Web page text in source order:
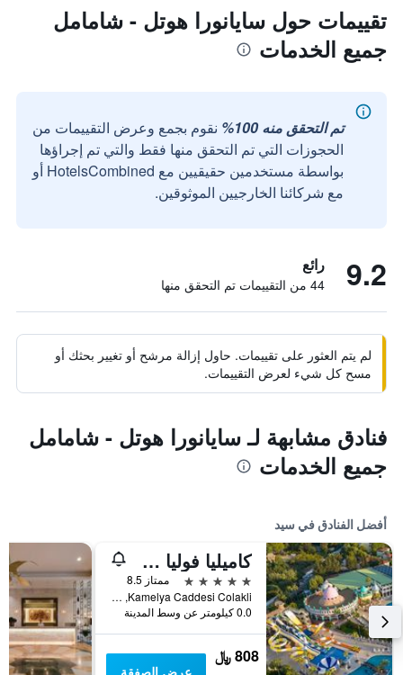
تقييمات حول سايانورا هوتل - شامامل
جميع الخدمات
تم التحقق منه 100%
نقوم بجمع وعرض التقييمات من
الحجوزات التي تم التحقق منها فقط والتي تم إجراؤها
بواسطة مستخدمين حقيقيين مع HotelsCombined أو
مع شركائنا الخارجيين الموثوقين.
9.2 رائع
44 من التقييمات تم التحقق منها
لم يتم العثور على تقييمات. حاول إزالة مرشح أو تغيير بحثك أو
مسح كل شيء لعرض التقييمات.
فنادق مشابهة لـ سايانورا هوتل - شامامل
جميع الخدمات
أفضل الفنادق في سيد
كاميليا فوليا هوتل -سشامامل جميع الخدمات
5 نجوم
ممتاز 8.5
Kamelya Caddesi Colakli, سيد, تركيا
0.0 كيلومتر عن وسط المدينة
808 ﷼
عرض الصفقة